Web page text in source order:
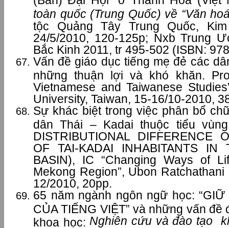
toàn quốc (Trung Quốc) về “Văn
tộc Quảng Tây Trung Quốc,
24/5/2010, 120-125p; Nxb Trung
Bắc Kinh 2011, tr 495-502 (ISBN:
Vấn đề giáo dục tiếng mẹ đẻ các
những thuận lợi và khó khăn.
Vietnamese and Taiwanese
University, Taiwan, 15-16/10-2010,
Sự khác biệt trong việc phân bổ
dân Thái – Kadai thuộc tiểu
DISTRIBUTIONAL DIFFERENCE
OF TAI-KADAI INHABITANTS IN
BASIN), IC “Changing Ways of
Mekong Region”, Ubon Ratchathani
12/2010, 20pp.
65 năm ngành ngôn ngữ học:
CỦA TIẾNG VIỆT” và những vấn đề
khoa học: Nghiên cứu và đào tạo